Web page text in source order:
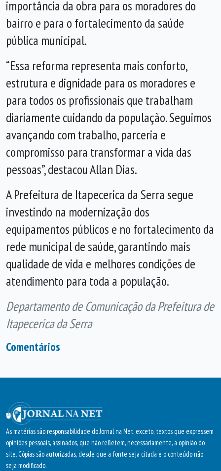
importância da obra para os moradores do
bairro e para o fortalecimento da saúde
pública municipal.
“Essa reforma representa mais conforto,
estrutura e dignidade para os moradores e
para todos os profissionais que trabalham
diariamente cuidando da população. Seguimos
avançando com trabalho, parceria e
compromisso para transformar a vida das
pessoas”, destacou Allan Dias.
A Prefeitura de Itapecerica da Serra segue
investindo na modernização dos
equipamentos públicos e no fortalecimento da
rede municipal de saúde, garantindo mais
qualidade de vida e melhores condições de
atendimento para toda a população.
Departamento de Comunicação da Prefeitura de
Itapecerica da Serra
Comentários
As matérias são responsabilidade do Jornal na Net, exceto, textos que expressem
opiniões pessoais, assinados, que não refletem, necessariamente, a opinião do
site. Cópias são autorizadas, desde que a fonte seja citada e o conteúdo não
seja modificado.